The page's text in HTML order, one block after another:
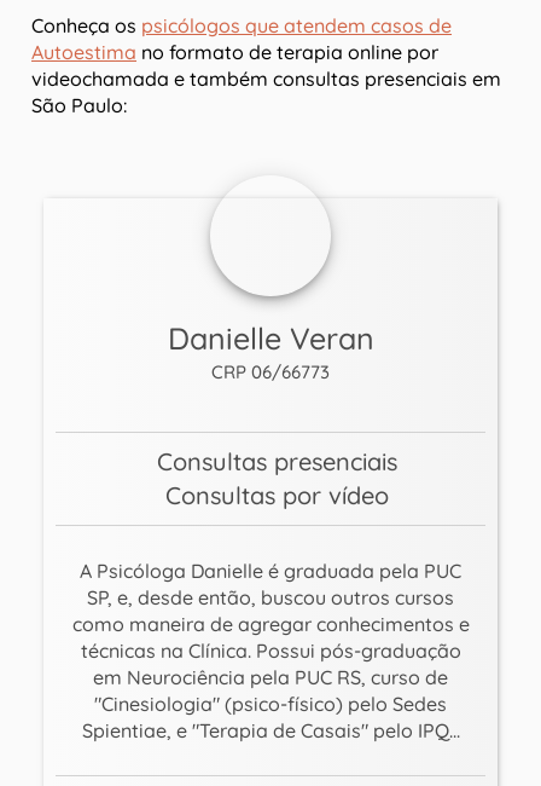
Conheça os psicólogos que atendem casos de
Autoestima no formato de terapia online por
videochamada e também consultas presenciais em
São Paulo:
Danielle Veran
CRP 06/66773
Consultas presenciais
Consultas por vídeo
A Psicóloga Danielle é graduada pela PUC
SP, e, desde então, buscou outros cursos
como maneira de agregar conhecimentos e
técnicas na Clínica. Possui pós-graduação
em Neurociência pela PUC RS, curso de
"Cinesiologia" (psico-físico) pelo Sedes
Spientiae, e "Terapia de Casais" pelo IPQ...